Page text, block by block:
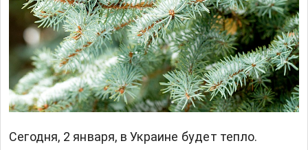
Сегодня, 2 января, в Украине будет тепло.